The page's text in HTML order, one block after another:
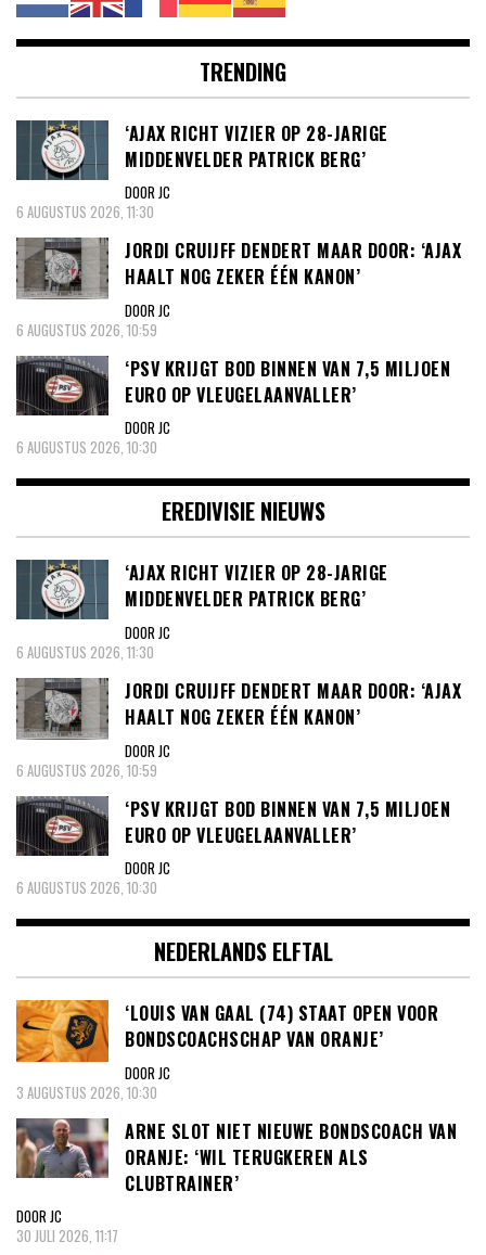
TRENDING
‘AJAX RICHT VIZIER OP 28-JARIGE
MIDDENVELDER PATRICK BERG’
DOOR JC
6 AUGUSTUS 2026, 11:30
JORDI CRUIJFF DENDERT MAAR DOOR: ‘AJAX
HAALT NOG ZEKER ÉÉN KANON’
DOOR JC
6 AUGUSTUS 2026, 10:59
‘PSV KRIJGT BOD BINNEN VAN 7,5 MILJOEN
EURO OP VLEUGELAANVALLER’
DOOR JC
6 AUGUSTUS 2026, 10:30
EREDIVISIE NIEUWS
‘AJAX RICHT VIZIER OP 28-JARIGE
MIDDENVELDER PATRICK BERG’
DOOR JC
6 AUGUSTUS 2026, 11:30
JORDI CRUIJFF DENDERT MAAR DOOR: ‘AJAX
HAALT NOG ZEKER ÉÉN KANON’
DOOR JC
6 AUGUSTUS 2026, 10:59
‘PSV KRIJGT BOD BINNEN VAN 7,5 MILJOEN
EURO OP VLEUGELAANVALLER’
DOOR JC
6 AUGUSTUS 2026, 10:30
NEDERLANDS ELFTAL
‘LOUIS VAN GAAL (74) STAAT OPEN VOOR
BONDSCOACHSCHAP VAN ORANJE’
DOOR JC
3 AUGUSTUS 2026, 10:30
ARNE SLOT NIET NIEUWE BONDSCOACH VAN
ORANJE: ‘WIL TERUGKEREN ALS
CLUBTRAINER’
DOOR JC
30 JULI 2026, 11:17